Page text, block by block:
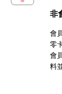
非
會
零
會
料